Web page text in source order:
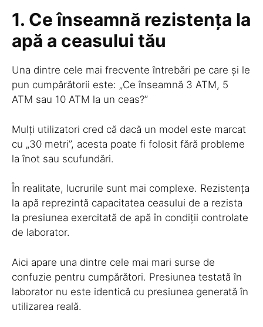
1. Ce înseamnă rezistența la
apă a ceasului tău
Una dintre cele mai frecvente întrebări pe care și le
pun cumpărătorii este: „Ce înseamnă 3 ATM, 5
ATM sau 10 ATM la un ceas?”
Mulți utilizatori cred că dacă un model este marcat
cu „30 metri”, acesta poate fi folosit fără probleme
la înot sau scufundări.
În realitate, lucrurile sunt mai complexe. Rezistența
la apă reprezintă capacitatea ceasului de a rezista
la presiunea exercitată de apă în condiții controlate
de laborator.
Aici apare una dintre cele mai mari surse de
confuzie pentru cumpărători. Presiunea testată în
laborator nu este identică cu presiunea generată în
utilizarea reală.